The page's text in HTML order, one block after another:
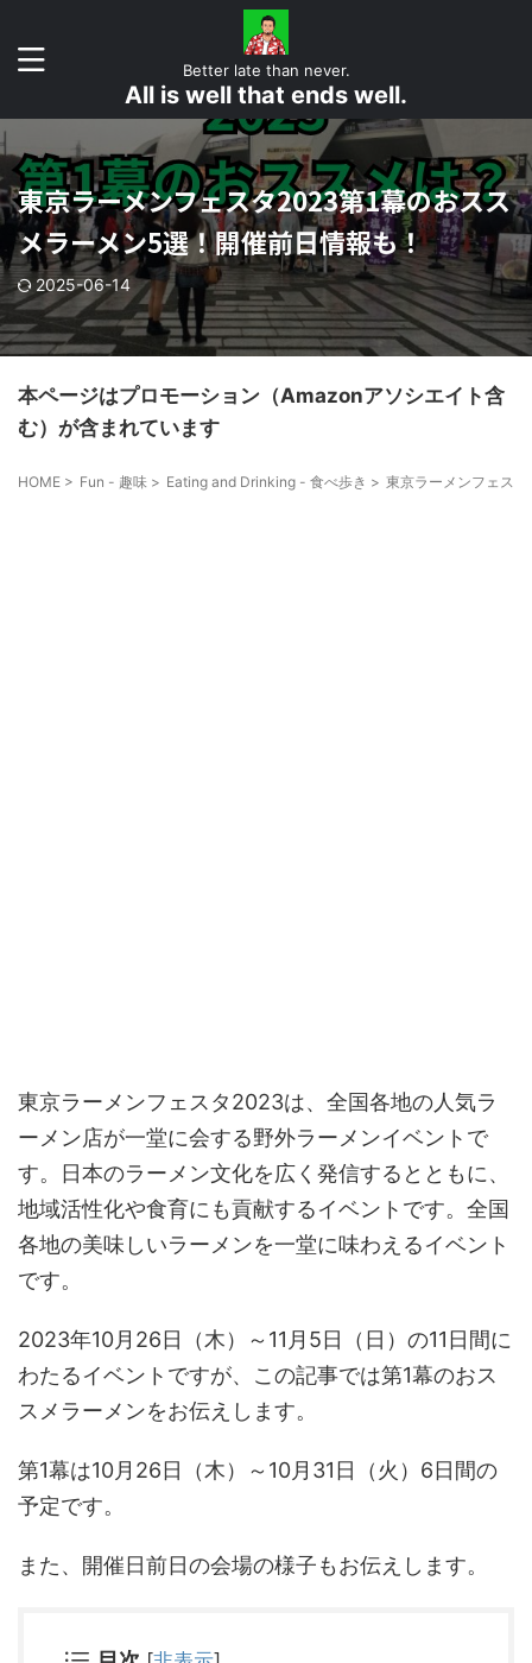
Better late than never.
All is well that ends well.
東京ラーメンフェスタ2023第1幕のおスス
メラーメン5選！開催前日情報も！
2025-06-14
本ページはプロモーション（Amazonアソシエイト含
む）が含まれています
HOME > Fun - 趣味 > Eating and Drinking - 食べ歩き > 東京ラーメンフェス
東京ラーメンフェスタ2023は、全国各地の人気ラ
ーメン店が一堂に会する野外ラーメンイベントで
す。日本のラーメン文化を広く発信するとともに、
地域活性化や食育にも貢献するイベントです。全国
各地の美味しいラーメンを一堂に味わえるイベント
です。
2023年10月26日（木）～11月5日（日）の11日間に
わたるイベントですが、この記事では第1幕のおス
スメラーメンをお伝えします。
第1幕は10月26日（木）～10月31日（火）6日間の
予定です。
また、開催日前日の会場の様子もお伝えします。